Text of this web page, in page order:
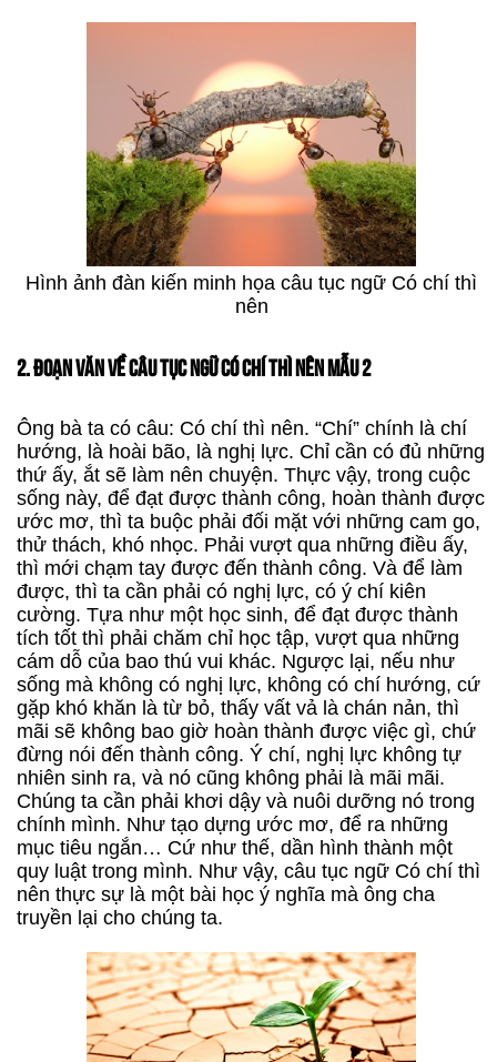
Hình ảnh đàn kiến minh họa câu tục ngữ Có chí thì
nên
2. ĐOẠN VĂN VỀ CÂU TỤC NGỮ CÓ CHÍ THÌ NÊN MẪU 2
Ông bà ta có câu: Có chí thì nên. “Chí” chính là chí
hướng, là hoài bão, là nghị lực. Chỉ cần có đủ những
thứ ấy, ắt sẽ làm nên chuyện. Thực vậy, trong cuộc
sống này, để đạt được thành công, hoàn thành được
ước mơ, thì ta buộc phải đối mặt với những cam go,
thử thách, khó nhọc. Phải vượt qua những điều ấy,
thì mới chạm tay được đến thành công. Và để làm
được, thì ta cần phải có nghị lực, có ý chí kiên
cường. Tựa như một học sinh, để đạt được thành
tích tốt thì phải chăm chỉ học tập, vượt qua những
cám dỗ của bao thú vui khác. Ngược lại, nếu như
sống mà không có nghị lực, không có chí hướng, cứ
gặp khó khăn là từ bỏ, thấy vất vả là chán nản, thì
mãi sẽ không bao giờ hoàn thành được việc gì, chứ
đừng nói đến thành công. Ý chí, nghị lực không tự
nhiên sinh ra, và nó cũng không phải là mãi mãi.
Chúng ta cần phải khơi dậy và nuôi dưỡng nó trong
chính mình. Như tạo dựng ước mơ, để ra những
mục tiêu ngắn… Cứ như thế, dần hình thành một
quy luật trong mình. Như vậy, câu tục ngữ Có chí thì
nên thực sự là một bài học ý nghĩa mà ông cha
truyền lại cho chúng ta.